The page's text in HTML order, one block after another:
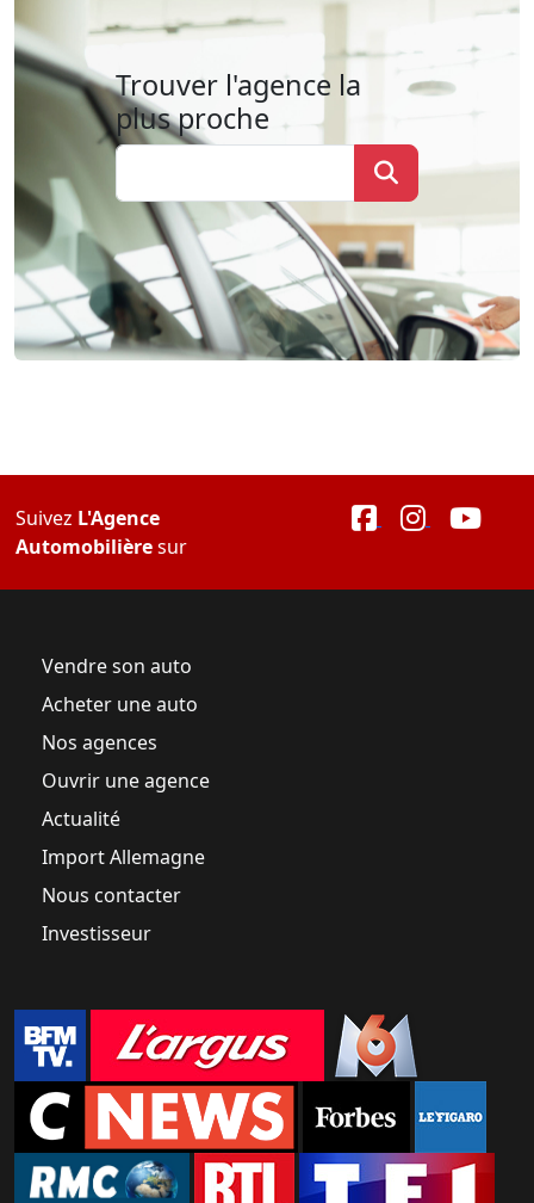
Trouver l'agence la
plus proche
Suivez L'Agence
Automobilièresur
Vendre son auto
Acheter une auto
Nos agences
Ouvrir une agence
Actualité
Import Allemagne
Nous contacter
Investisseur